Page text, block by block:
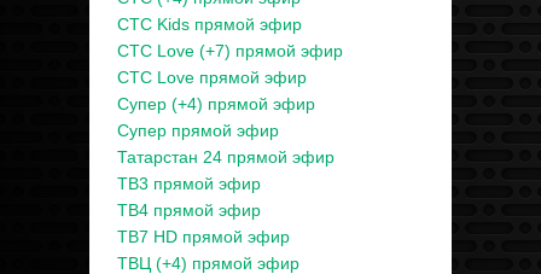
СТС Kids прямой эфир
СТС Love (+7) прямой эфир
СТС Love прямой эфир
Супер (+4) прямой эфир
Супер прямой эфир
Татарстан 24 прямой эфир
ТВ3 прямой эфир
ТВ4 прямой эфир
ТВ7 HD прямой эфир
ТВЦ (+4) прямой эфир